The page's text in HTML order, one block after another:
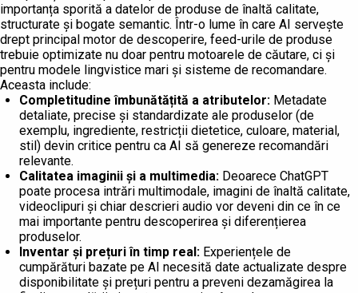
importanța sporită a datelor de produse de înaltă calitate,
structurate și bogate semantic. Într-o lume în care AI servește
drept principal motor de descoperire, feed-urile de produse
trebuie optimizate nu doar pentru motoarele de căutare, ci și
pentru modele lingvistice mari și sisteme de recomandare.
Aceasta include:
Completitudine îmbunătățită a atributelor: Metadate
detaliate, precise și standardizate ale produselor (de
exemplu, ingrediente, restricții dietetice, culoare, material,
stil) devin critice pentru ca AI să genereze recomandări
relevante.
Calitatea imaginii și a multimedia: Deoarece ChatGPT
poate procesa intrări multimodale, imagini de înaltă calitate,
videoclipuri și chiar descrieri audio vor deveni din ce în ce
mai importante pentru descoperirea și diferențierea
produselor.
Inventar și prețuri în timp real: Experiențele de
cumpărături bazate pe AI necesită date actualizate despre
disponibilitate și prețuri pentru a preveni dezamăgirea la